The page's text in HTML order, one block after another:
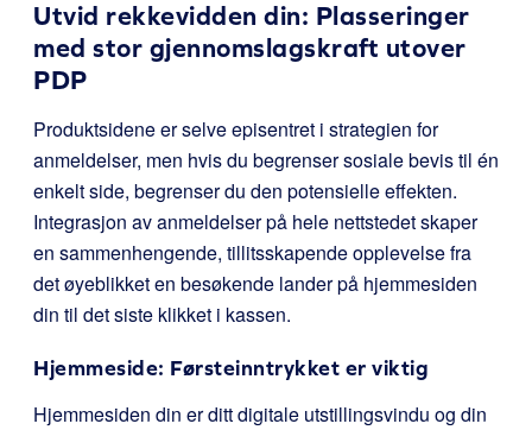
Utvid rekkevidden din: Plasseringer
med stor gjennomslagskraft utover
PDP
Produktsidene er selve episentret i strategien for
anmeldelser, men hvis du begrenser sosiale bevis til én
enkelt side, begrenser du den potensielle effekten.
Integrasjon av anmeldelser på hele nettstedet skaper
en sammenhengende, tillitsskapende opplevelse fra
det øyeblikket en besøkende lander på hjemmesiden
din til det siste klikket i kassen.
Hjemmeside: Førsteinntrykket er viktig
Hjemmesiden din er ditt digitale utstillingsvindu og din